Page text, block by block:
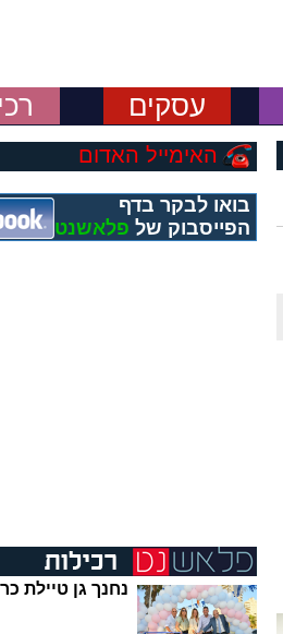
עסקים
האימייל האדום
בואו לבקר בדף
הפייסבוק של פלאשנט
נחנך גן טיילת